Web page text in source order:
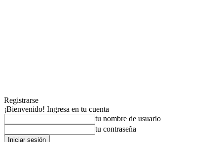
Registrarse
¡Bienvenido! Ingresa en tu cuenta
tu nombre de usuario
tu contraseña